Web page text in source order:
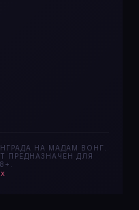
НА МАДАМ ВОНГ.
ПРЕДНАЗНАЧЕН ДЛЯ